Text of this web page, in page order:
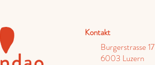
Kontakt
Burgerstrasse 17
6003 Luzern